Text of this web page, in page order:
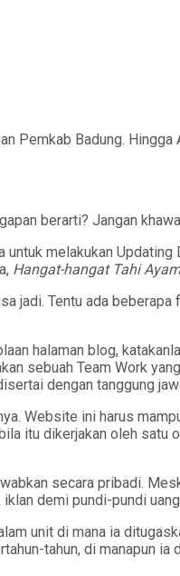
Pemkab Badung.
berarti? Jangan
melakukan
Hangat-hangat Tahi
jadi. Tentu ada
halaman blog,
sebuah Team Work
dengan tanggung
Website ini harus
itu dikerjakan oleh satu
secara pribadi.
demi pundi-pundi
unit di mana ia
tahun, di manapun